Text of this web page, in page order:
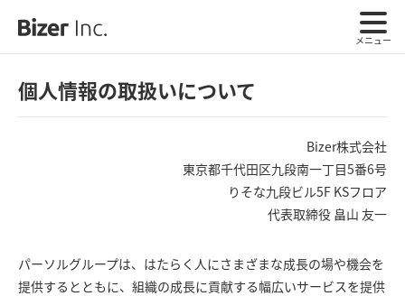
メニュー
個人情報の取扱いについて
Bizer株式会社
東京都千代田区九段南一丁目5番6号
りそな九段ビル5F KSフロア
代表取締役 畠山 友一
パーソルグループは、はたらく人にさまざまな成長の場や機会を
提供するとともに、組織の成長に貢献する幅広いサービスを提供